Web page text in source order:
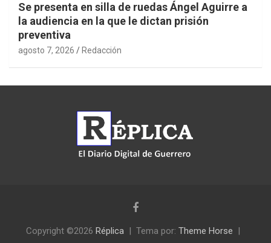
Se presenta en silla de ruedas Ángel Aguirre a
la audiencia en la que le dictan prisión
preventiva
agosto 7, 2026 Redacción
Copyright ©2026 Réplica Tema por: Theme Horse